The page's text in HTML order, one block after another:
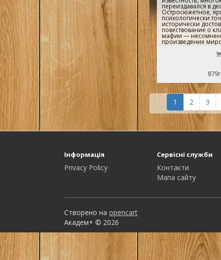
переиздавался в
Остросюжетное,
психологически
исторически
повествование о
мафии —
произведение
1 2 3
Інформація
Privacy Policy
Сервісні служби
Контакти
Мапа сайту
Створено на opencart
Академ+ © 2026